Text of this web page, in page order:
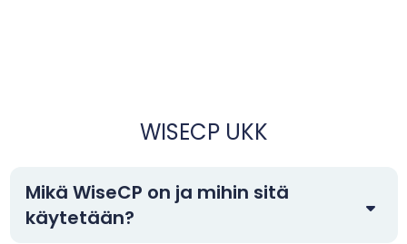
WISECP UKK
Mikä WiseCP on ja mihin sitä
käytetään?